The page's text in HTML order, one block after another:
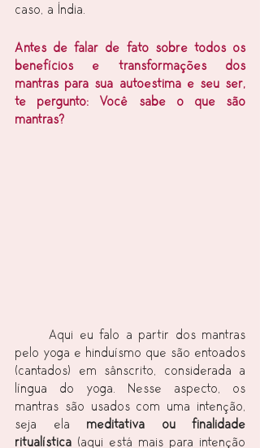
caso, a Índia.
Antes de falar de fato sobre todos os
benefícios e transformações dos
mantras para sua autoestima e seu ser,
te pergunto: Você sabe o que são
mantras?
	Aqui eu falo a partir dos mantras
pelo yoga e hinduísmo que são entoados
(cantados) em sânscrito, considerada a
língua do yoga. Nesse aspecto, os
mantras são usados com uma intenção,
seja ela meditativa ou finalidade
ritualística (aqui está mais para intenção